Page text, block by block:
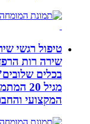
טיפול רגשי שירה
שירה רות הרפז,
בכלים שלובים”.
מגיל 20
המקצועי